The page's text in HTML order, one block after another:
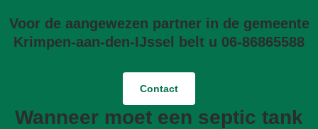
Voor de aangewezen partner in de gemeente
Krimpen-aan-den-IJssel belt u 06-86865588
Contact
Wanneer moet een septic tank